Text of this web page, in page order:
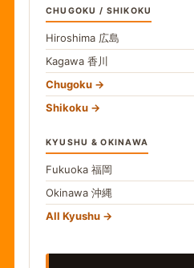
CHUGOKU / SHIKOKU
Hiroshima 広島
Kagawa 香川
Chugoku
Shikoku
KYUSHU & OKINAWA
Fukuoka 福岡
Okinawa 沖縄
All Kyushu